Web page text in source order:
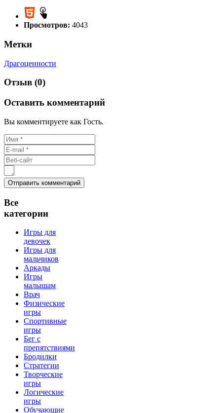
Просмотров: 4043
Метки
Драгоценности
Отзыв (0)
Оставить комментарий
Вы комментируете как Гость.
Все
категории
Игры для
девочек
Игры для
мальчиков
Аркады
Игры
малышам
Врач
Физические
игры
Спортивные
игры
Бег с
препятствиями
Бродилки
Стратегии
Творческие
игры
Логические
игры
Обучающие